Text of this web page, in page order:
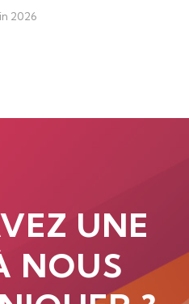
2026
UNE
NOUS